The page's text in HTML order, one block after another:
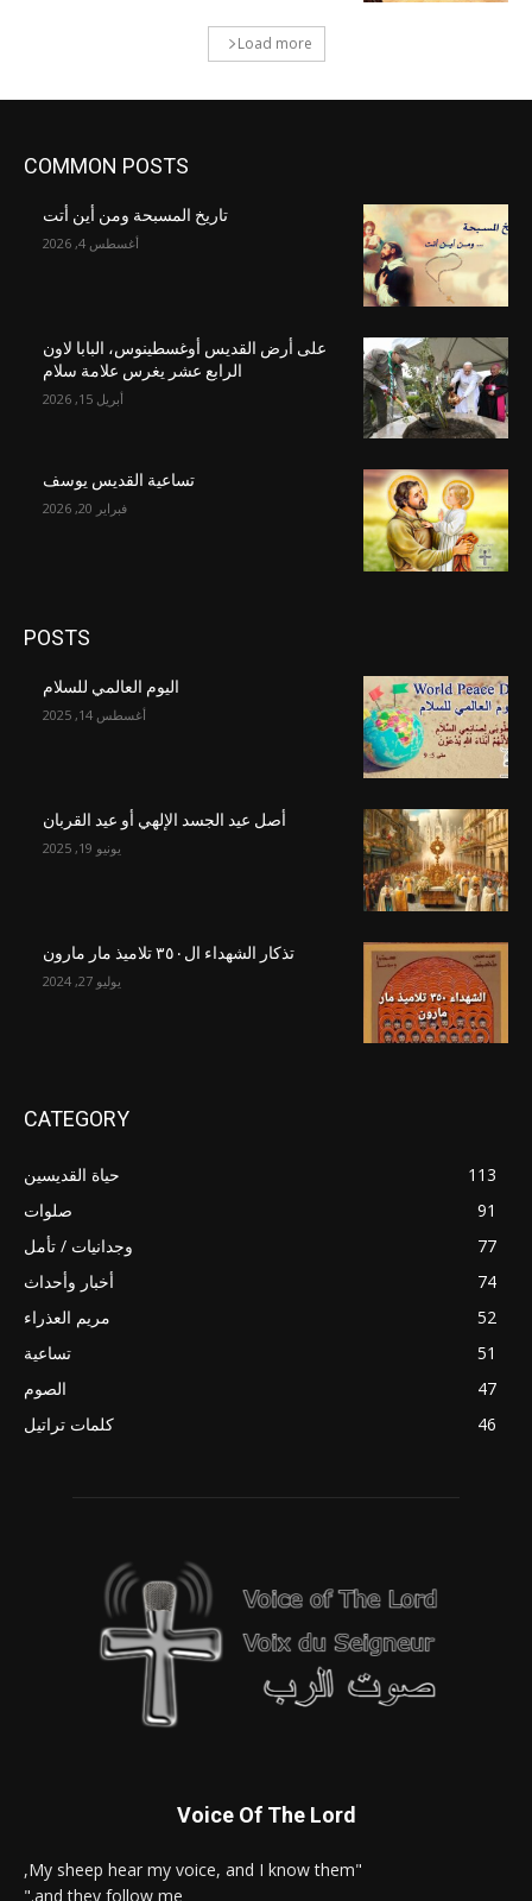
Load more
COMMON POSTS
تاريخ المسبحة ومن أين أتت
أغسطس 4, 2026
على أرض القديس أوغسطينوس، البابا لاون
الرابع عشر يغرس علامة سلام
أبريل 15, 2026
تساعية القديس يوسف
فبراير 20, 2026
POSTS
اليوم العالمي للسلام
أغسطس 14, 2025
أصل عيد الجسد الإلهي أو عيد القربان
يونيو 19, 2025
تذكار الشهداء ال٣٥٠ تلاميذ مار مارون
يوليو 27, 2024
CATEGORY
حياة القديسين
113
صلوات
91
وجدانيات / تأمل
77
أخبار وأحداث
74
مريم العذراء
52
تساعية
51
الصوم
47
كلمات تراتيل
46
Voice Of The Lord
"My sheep hear my voice, and I know them,
and they follow me."